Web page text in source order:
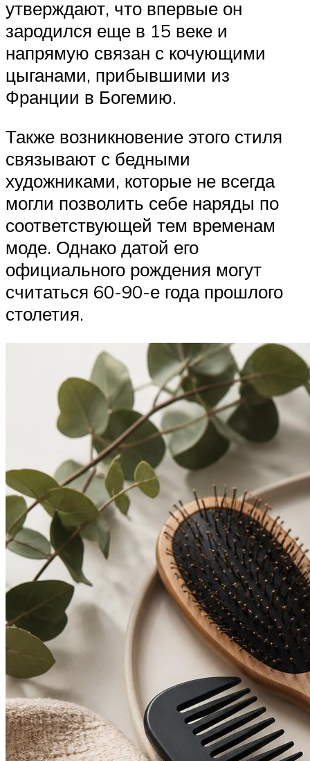
утверждают, что впервые он
зародился еще в 15 веке и
напрямую связан с кочующими
цыганами, прибывшими из
Франции в Богемию.
Также возникновение этого стиля
связывают с бедными
художниками, которые не всегда
могли позволить себе наряды по
соответствующей тем временам
моде. Однако датой его
официального рождения могут
считаться 60-90-е года прошлого
столетия.